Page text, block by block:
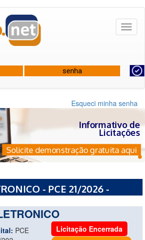
Esqueci minha senha
Informativo de
Licitações
Solicite demonstração gratuita aqui
- PCE 21/2026 -
PCE
Licitação Encerrada